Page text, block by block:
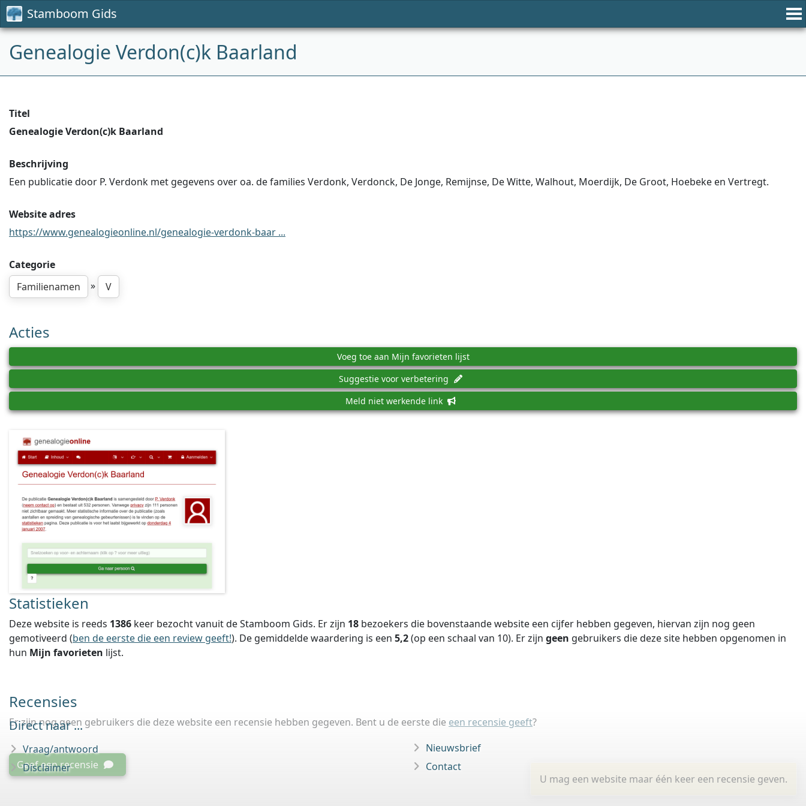
Stamboom Gids
Genealogie Verdon(c)k Baarland
Titel
Genealogie Verdon(c)k Baarland
Beschrijving
Een publicatie door P. Verdonk met gegevens over oa. de families Verdonk, Verdonck, De Jonge, Remijnse, De Witte, Walhout, Moerdijk, De Groot, Hoebeke en Vertregt.
Website adres
https://www.genealogieonline.nl/genealogie-verdonk-baar ...
Categorie
Familienamen
» V
Acties
Voeg toe aan Mijn favorieten lijst
Suggestie voor verbetering
Meld niet werkende link
Statistieken
Deze website is reeds 1386 keer bezocht vanuit de Stamboom Gids. Er zijn 18 bezoekers die bovenstaande website een cijfer hebben gegeven, hiervan zijn nog geen
gemotiveerd (ben de eerste die een review geeft!). De gemiddelde waardering is een 5,2(op een schaal van 10). Er zijn geen gebruikers die deze site hebben opgenomen in
hun Mijn favorieten lijst.
Recensies
Er zijn nog geen gebruikers die deze website een recensie hebben gegeven. Bent u de eerste die een recensie geeft?
U mag een website maar één keer een recensie geven.
Geef een recensie
Direct naar ...
Vraag/antwoord
Disclaimer
Nieuwsbrief
Contact